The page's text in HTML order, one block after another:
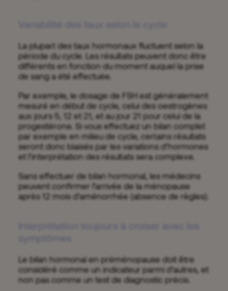
La plupart des taux hormonaux fluctuent selon la
période du cycle. Les résultats peuvent donc être
différents en fonction du moment auquel la prise
de sang a été effectuée.
Par exemple, le dosage de FSH est généralement
mesuré en début de cycle, celui des oestrogènes
aux jours 5, 12 et 21, et au jour 21 pour celui de la
progestérone. Si vous effectuez un bilan complet
par exemple en milieu de cycle, certains résultats
seront donc biaisés par les variations d’hormones
et l’interprétation des résultats sera complexe.
Sans effectuer de bilan hormonal, les médecins
peuvent confirmer l’arrivée de la ménopause
après 12 mois d’aménorrhée (absence de règles).
Le bilan hormonal en préménopause doit être
considéré comme un indicateur parmi d’autres, et
non pas comme un test de diagnostic précis.